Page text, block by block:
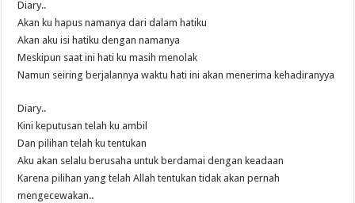
Diary..
Akan ku hapus namanya dari dalam hatiku
Akan aku isi hatiku dengan namanya
Meskipun saat ini hati ku masih menolak
Namun seiring berjalannya waktu hati ini akan menerima kehadiranyya
Diary..
Kini keputusan telah ku ambil
Dan pilihan telah ku tentukan
Aku akan selalu berusaha untuk berdamai dengan keadaan
Karena pilihan yang telah Allah tentukan tidak akan pernah
mengecewakan..